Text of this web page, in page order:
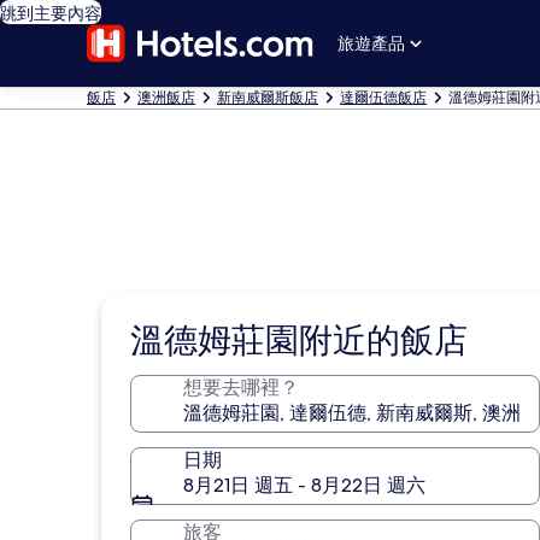
跳到主要內容
旅遊產品
飯店 澳洲飯店 新南威爾斯飯店 達爾伍德飯店 溫德姆莊園附
溫德姆莊園附近的飯店
想要去哪裡？
日期
8月21日 週五 - 8月22日 週六
旅客